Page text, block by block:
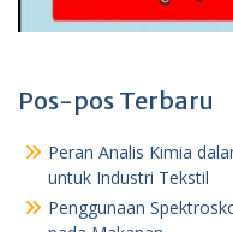
Pos-pos Terbaru
Peran Analis Kimia
untuk Industri Tekstil
Penggunaan